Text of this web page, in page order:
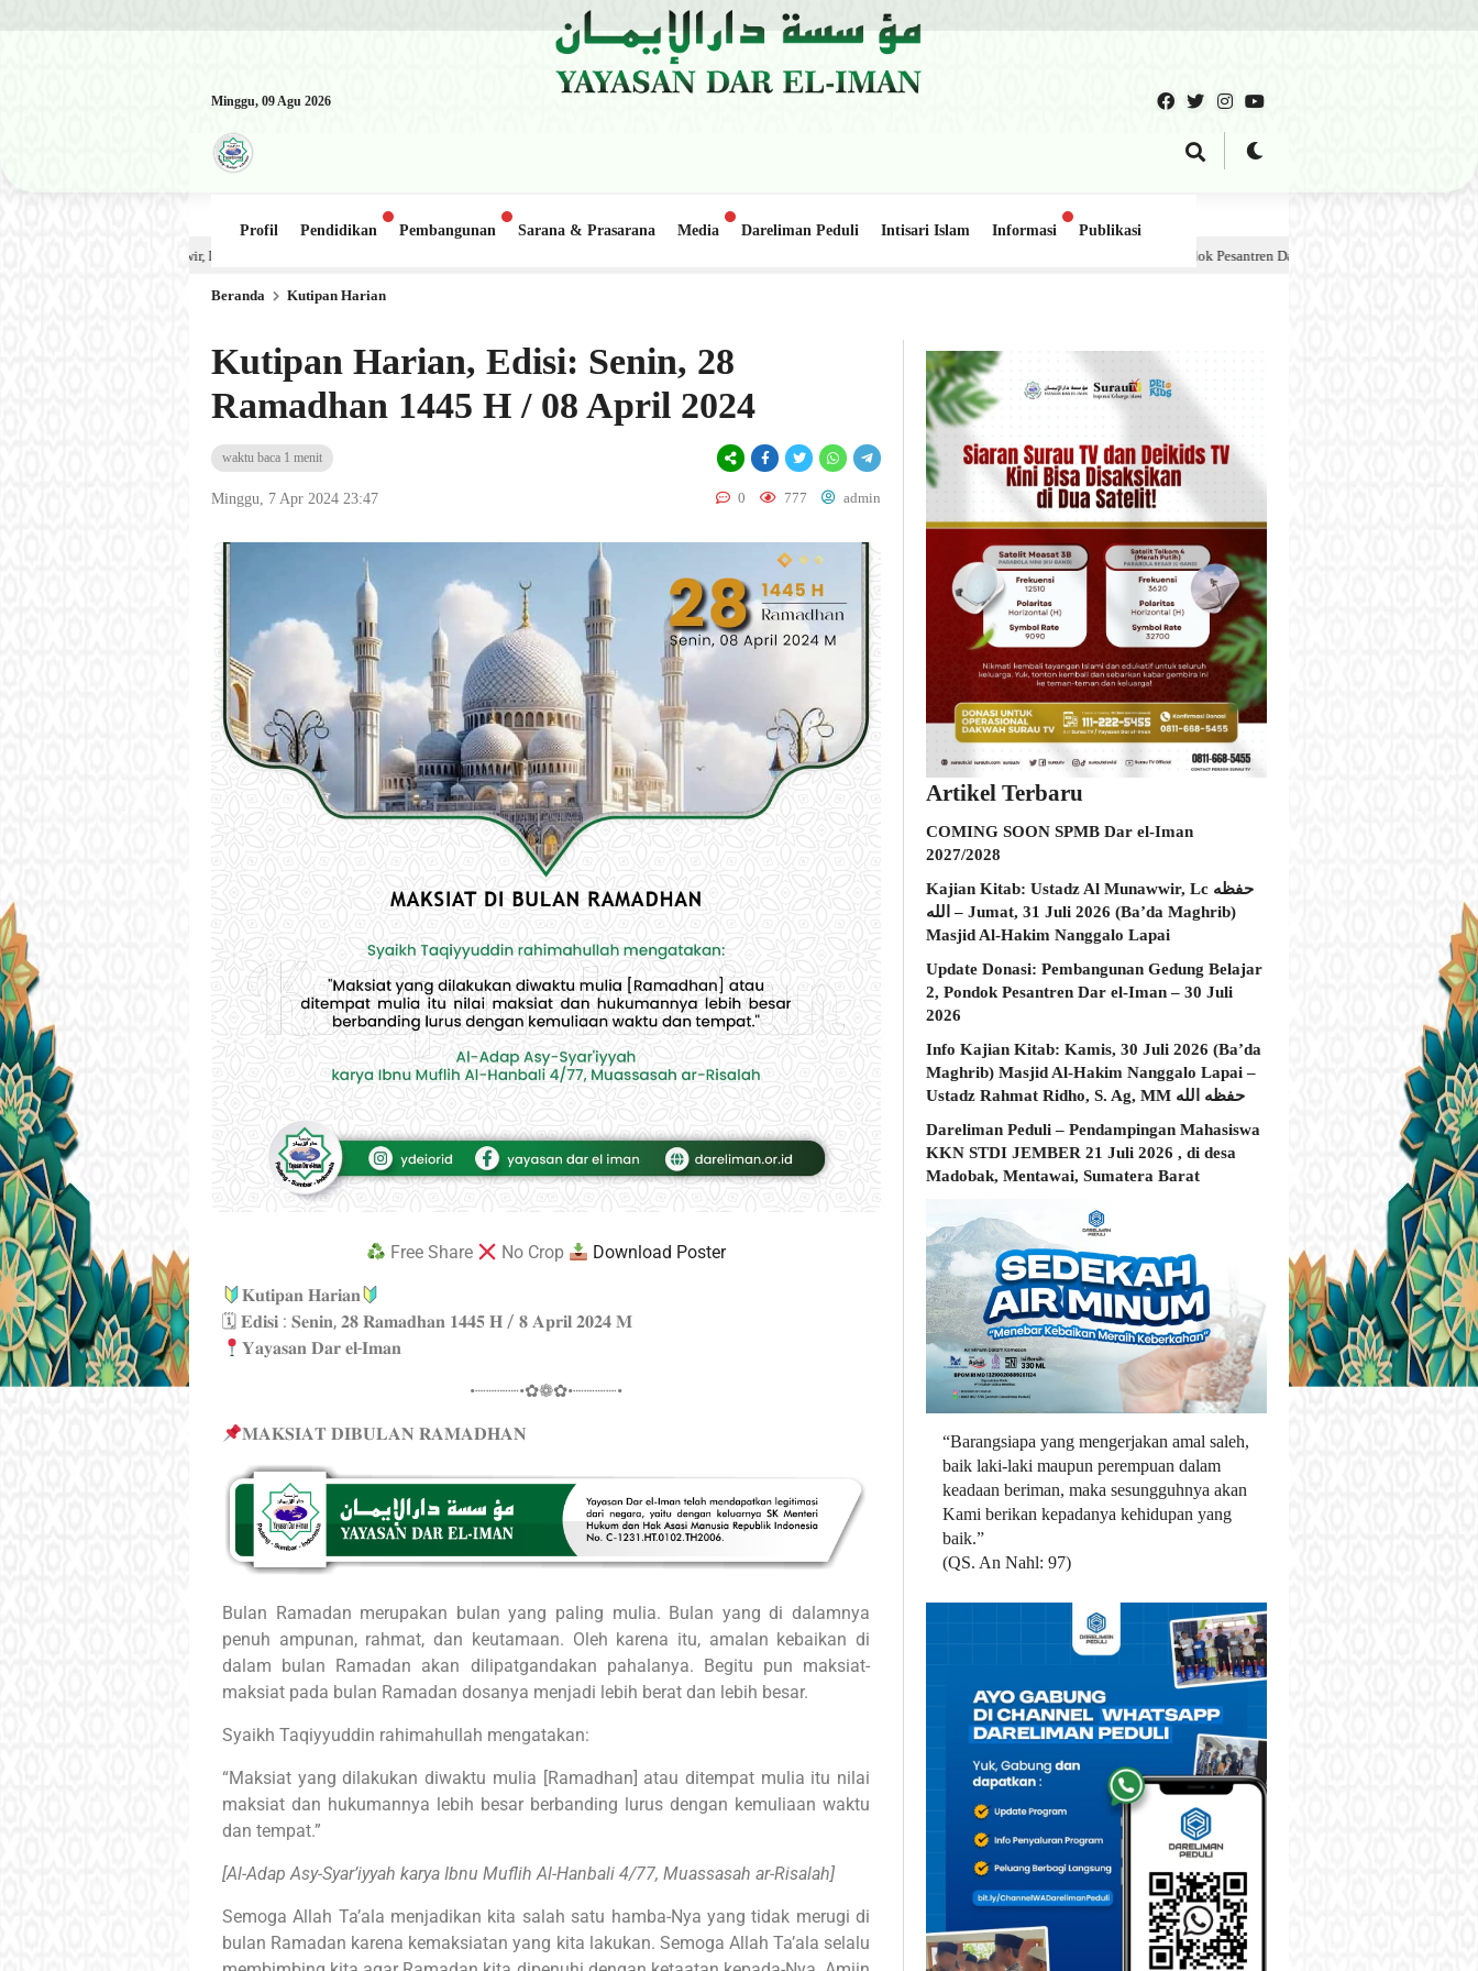
Minggu, 09 Agu 2026
Profil Pendidikan Pembangunan Sarana & Prasarana Media Dareliman Peduli Intisari Islam Informasi
Publikasi
Kajian Kitab: Ustadz Al Munawwir, Lc حفظه الله – Jumat, 31 Juli 2026 (Ba’da Maghrib) Masjid Al-Hakim Nanggalo Lapai
Update Donasi: Pembangunan Gedung Belajar 2, Pondok Pesantren Dar el-Iman – 30 Juli 2026
Beranda Kutipan Harian
Kutipan Harian, Edisi: Senin, 28
Ramadhan 1445 H / 08 April 2024
waktu baca 1 menit
Minggu, 7 Apr 2024 23:47 0 777 admin
Free Share No Crop Download Poster
𝐊𝐮𝐭𝐢𝐩𝐚𝐧 𝐇𝐚𝐫𝐢𝐚𝐧
🗓 𝐄𝐝𝐢𝐬𝐢 : 𝐒𝐞𝐧𝐢𝐧, 𝟐𝟖 𝐑𝐚𝐦𝐚𝐝𝐡𝐚𝐧 𝟏𝟒𝟒𝟓 𝐇 / 𝟖 𝐀𝐩𝐫𝐢𝐥 𝟐𝟎𝟐𝟒 𝐌
𝐘𝐚𝐲𝐚𝐬𝐚𝐧 𝐃𝐚𝐫 𝐞𝐥-𝐈𝐦𝐚𝐧
•┈┈┈┈•✿❁✿•┈┈┈┈•
𝐌𝐀𝐊𝐒𝐈𝐀𝐓 𝐃𝐈𝐁𝐔𝐋𝐀𝐍 𝐑𝐀𝐌𝐀𝐃𝐇𝐀𝐍
Bulan Ramadan merupakan bulan yang paling mulia. Bulan yang di dalamnya
penuh ampunan, rahmat, dan keutamaan. Oleh karena itu, amalan kebaikan di
dalam bulan Ramadan akan dilipatgandakan pahalanya. Begitu pun maksiat-
maksiat pada bulan Ramadan dosanya menjadi lebih berat dan lebih besar.
Syaikh Taqiyyuddin rahimahullah mengatakan:
“Maksiat yang dilakukan diwaktu mulia [Ramadhan] atau ditempat mulia itu nilai
maksiat dan hukumannya lebih besar berbanding lurus dengan kemuliaan waktu
dan tempat.”
[Al-Adap Asy-Syar’iyyah karya Ibnu Muflih Al-Hanbali 4/77, Muassasah ar-Risalah]
Semoga Allah Ta’ala menjadikan kita salah satu hamba-Nya yang tidak merugi di
bulan Ramadan karena kemaksiatan yang kita lakukan. Semoga Allah Ta’ala selalu
Artikel Terbaru
COMING SOON SPMB Dar el-Iman
2027/2028
Kajian Kitab: Ustadz Al Munawwir, Lc حفظه
الله – Jumat, 31 Juli 2026 (Ba’da Maghrib)
Masjid Al-Hakim Nanggalo Lapai
Update Donasi: Pembangunan Gedung Belajar
2, Pondok Pesantren Dar el-Iman – 30 Juli
2026
Info Kajian Kitab: Kamis, 30 Juli 2026 (Ba’da
Maghrib) Masjid Al-Hakim Nanggalo Lapai –
Ustadz Rahmat Ridho, S. Ag, MM حفظه الله
Dareliman Peduli – Pendampingan Mahasiswa
KKN STDI JEMBER 21 Juli 2026 , di desa
Madobak, Mentawai, Sumatera Barat
“Barangsiapa yang mengerjakan amal saleh,
baik laki-laki maupun perempuan dalam
keadaan beriman, maka sesungguhnya akan
Kami berikan kepadanya kehidupan yang
baik.”
(QS. An Nahl: 97)